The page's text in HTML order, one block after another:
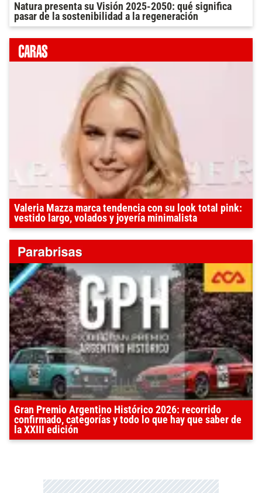
Natura presenta su Visión 2025-2050: qué significa
pasar de la sostenibilidad a la regeneración
Valeria Mazza marca tendencia con su look total pink:
vestido largo, volados y joyería minimalista
Gran Premio Argentino Histórico 2026: recorrido
confirmado, categorías y todo lo que hay que saber de
la XXIII edición